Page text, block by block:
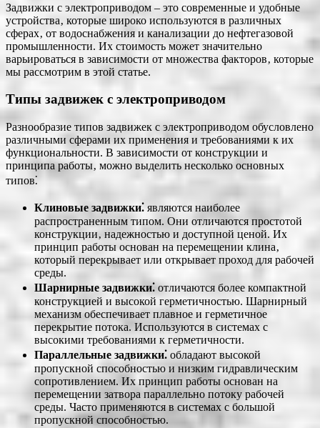
Задвижки с электроприводом – это современные и удобные
устройства‚ которые широко используются в различных
сферах‚ от водоснабжения и канализации до нефтегазовой
промышленности. Их стоимость может значительно
варьироваться в зависимости от множества факторов‚ которые
мы рассмотрим в этой статье.
Типы задвижек с электроприводом
Разнообразие типов задвижек с электроприводом обусловлено
различными сферами их применения и требованиями к их
функциональности. В зависимости от конструкции и
принципа работы‚ можно выделить несколько основных
типов⁚
Клиновые задвижки⁚ являются наиболее
распространенным типом. Они отличаются простотой
конструкции‚ надежностью и доступной ценой. Их
принцип работы основан на перемещении клина‚
который перекрывает или открывает проход для рабочей
среды.
Шарнирные задвижки⁚ отличаются более компактной
конструкцией и высокой герметичностью. Шарнирный
механизм обеспечивает плавное и герметичное
перекрытие потока. Используются в системах с
высокими требованиями к герметичности.
Параллельные задвижки⁚ обладают высокой
пропускной способностью и низким гидравлическим
сопротивлением. Их принцип работы основан на
перемещении затвора параллельно потоку рабочей
среды. Часто применяются в системах с большой
пропускной способностью.